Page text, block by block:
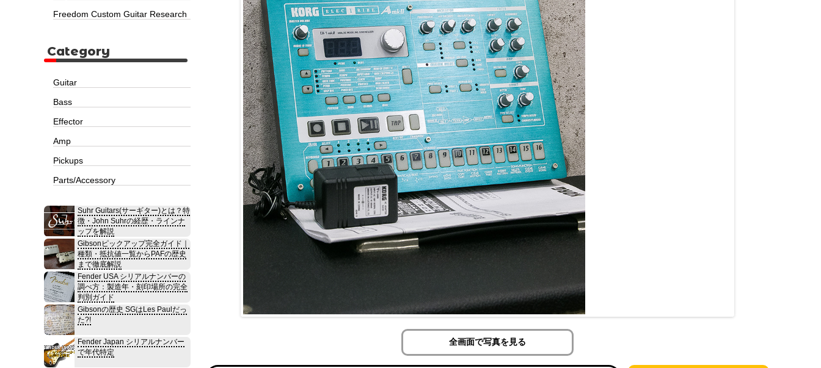
全画面で写真を見る
Freedom Custom Guitar Research
Category
Guitar
Bass
Effector
Amp
Pickups
Parts/Accessory
Suhr Guitars(サーギター)とは？特
徴・John Suhrの経歴・ラインナ
ップを解説
Gibsonピックアップ完全ガイド｜
種類・抵抗値一覧からPAFの歴史
まで徹底解説
Fender USA シリアルナンバーの
調べ方：製造年・刻印場所の完全
判別ガイド
Gibsonの歴史 SGはLes Paulだっ
た?!
Fender Japan シリアルナンバー
で年代特定